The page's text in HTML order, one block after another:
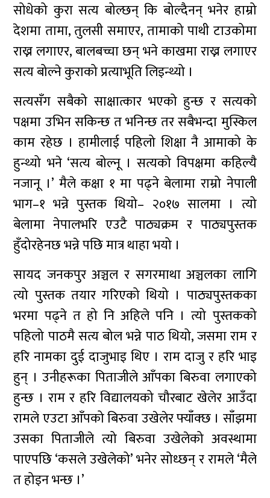
सोधेको कुरा सत्य बोल्छन् कि बोल्दैनन् भनेर हाम्रो
देशमा तामा, तुलसी समाएर, तामाको पाथी टाउकोमा
राख्न लगाएर, बालबच्चा छन् भने काखमा राख्न लगाएर
सत्य बोल्ने कुराको प्रत्याभूति लिइन्थ्यो ।
सत्यसँग सबैको साक्षात्कार भएको हुन्छ र सत्यको
पक्षमा उभिन सकिन्छ त भनिन्छ तर सबैभन्दा मुस्किल
काम रहेछ । हामीलाई पहिलो शिक्षा नै आमाको के
हुन्थ्यो भने ‘सत्य बोल्नू । सत्यको विपक्षमा कहिल्यै
नजानू ।’ मैले कक्षा १ मा पढ्ने बेलामा राम्रो नेपाली
भाग–१ भन्ने पुस्तक थियो– २०१७ सालमा । त्यो
बेलामा नेपालभरि एउटै पाठ्यक्रम र पाठ्यपुस्तक
हुँदोरहेनछ भन्ने पछि मात्र थाहा भयो ।
सायद जनकपुर अञ्चल र सगरमाथा अञ्चलका लागि
त्यो पुस्तक तयार गरिएको थियो । पाठ्यपुस्तकका
भरमा पढ्ने त हो नि अहिले पनि । त्यो पुस्तकको
पहिलो पाठमै सत्य बोल भन्ने पाठ थियो, जसमा राम र
हरि नामका दुई दाजुभाइ थिए । राम दाजु र हरि भाइ
हुन् । उनीहरूका पिताजीले आँपका बिरुवा लगाएको
हुन्छ । राम र हरि विद्यालयको चौरबाट खेलेर आउँदा
रामले एउटा आँपको बिरुवा उखेलेर फ्याँक्छ । साँझमा
उसका पिताजीले त्यो बिरुवा उखेलेको अवस्थामा
पाएपछि ‘कसले उखेलेको’ भनेर सोध्छन् र रामले ‘मैले
त होइन भन्छ ।’